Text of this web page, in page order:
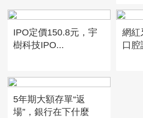
IPO定價150.8元，宇
樹科技IPO...
網紅
口
5年期大額存單“返
場”，銀行在下什麼